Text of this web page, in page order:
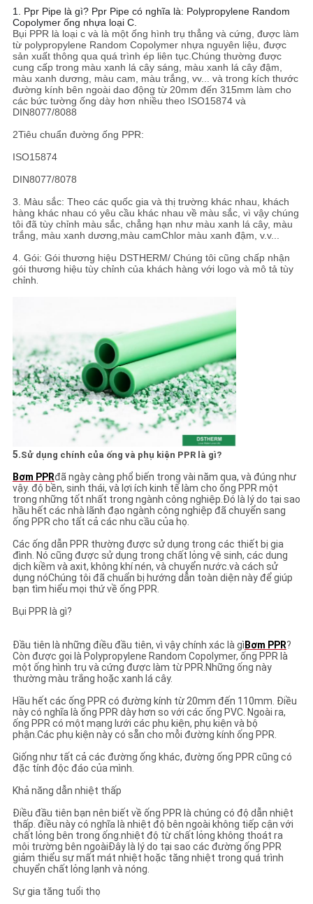
1. Ppr Pipe là gì? Ppr Pipe có nghĩa là: Polypropylene Random
Copolymer ống nhựa loại C.
Bụi PPR là loại c và là một ống hình trụ thẳng và cứng, được làm
từ polypropylene Random Copolymer nhựa nguyên liệu, được
sản xuất thông qua quá trình ép liên tục.Chúng thường được
cung cấp trong màu xanh lá cây sáng, màu xanh lá cây đậm,
màu xanh dương, màu cam, màu trắng, vv... và trong kích thước
đường kính bên ngoài dao động từ 20mm đến 315mm làm cho
các bức tường ống dày hơn nhiều theo ISO15874 và
DIN8077/8088
2Tiêu chuẩn đường ống PPR:
ISO15874
DIN8077/8078
3. Màu sắc: Theo các quốc gia và thị trường khác nhau, khách
hàng khác nhau có yêu cầu khác nhau về màu sắc, vì vậy chúng
tôi đã tùy chỉnh màu sắc, chẳng hạn như màu xanh lá cây, màu
trắng, màu xanh dương,màu camChlor màu xanh đậm, v.v...
4. Gói: Gói thương hiệu DSTHERM/ Chúng tôi cũng chấp nhận
gói thương hiệu tùy chỉnh của khách hàng với logo và mô tả tùy
chỉnh.
5.Sử dụng chính của ống và phụ kiện PPR là gì?
Bơm PPRđã ngày càng phổ biến trong vài năm qua, và đúng như
vậy. độ bền, sinh thái, và lợi ích kinh tế làm cho ống PPR một
trong những tốt nhất trong ngành công nghiệp.Đó là lý do tại sao
hầu hết các nhà lãnh đạo ngành công nghiệp đã chuyển sang
ống PPR cho tất cả các nhu cầu của họ.
Các ống dẫn PPR thường được sử dụng trong các thiết bị gia
đình. Nó cũng được sử dụng trong chất lỏng vệ sinh, các dung
dịch kiềm và axit, không khí nén, và chuyển nước.và cách sử
dụng nóChúng tôi đã chuẩn bị hướng dẫn toàn diện này để giúp
bạn tìm hiểu mọi thứ về ống PPR.
Bụi PPR là gì?
Đầu tiên là những điều đầu tiên, vì vậy chính xác là gì Bơm PPR?
Còn được gọi là Polypropylene Random Copolymer, ống PPR là
một ống hình trụ và cứng được làm từ PPR.Những ống này
thường màu trắng hoặc xanh lá cây.
Hầu hết các ống PPR có đường kính từ 20mm đến 110mm. Điều
này có nghĩa là ống PPR dày hơn so với các ống PVC. Ngoài ra,
ống PPR có một mạng lưới các phụ kiện, phụ kiện và bộ
phận.Các phụ kiện này có sẵn cho mỗi đường kính ống PPR.
Giống như tất cả các đường ống khác, đường ống PPR cũng có
đặc tính độc đáo của mình.
Khả năng dẫn nhiệt thấp
Điều đầu tiên bạn nên biết về ống PPR là chúng có độ dẫn nhiệt
thấp. điều này có nghĩa là nhiệt độ bên ngoài không tiếp cận với
chất lỏng bên trong ống.nhiệt độ từ chất lỏng không thoát ra
môi trường bên ngoàiĐây là lý do tại sao các đường ống PPR
giảm thiểu sự mất mát nhiệt hoặc tăng nhiệt trong quá trình
chuyển chất lỏng lạnh và nóng.
Sự gia tăng tuổi thọ